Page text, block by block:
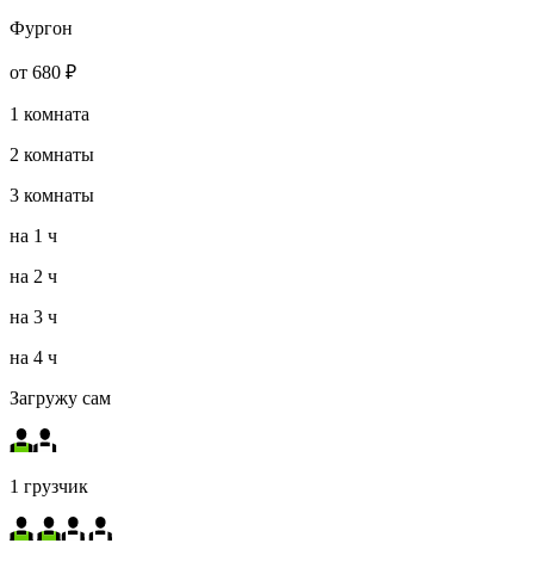
Фургон
от 680 ₽
1 комната
2 комнаты
3 комнаты
на 1 ч
на 2 ч
на 3 ч
на 4 ч
Загружу сам
1 грузчик